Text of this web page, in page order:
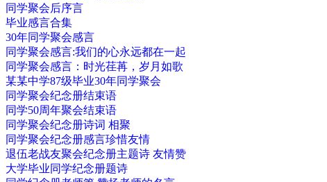
同学聚会后序言
毕业感言合集
30年同学聚会感言
同学聚会感言:我们的心永远都在一起
同学聚会感言：时光荏苒，岁月如歌
某某中学87级毕业30年同学聚会
同学聚会纪念册结束语
同学50周年聚会结束语
同学聚会纪念册诗词 相聚
同学聚会纪念册感言珍惜友情
退伍老战友聚会纪念册主题诗 友情赞
大学毕业同学纪念册题诗